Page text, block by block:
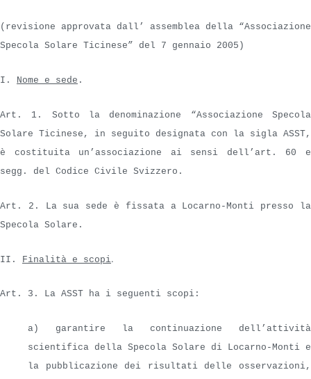
(revisione approvata dall’ assemblea della “Associazione
Specola Solare Ticinese” del 7 gennaio 2005)
I. Nome e sede .
Art. 1. Sotto la denominazione “Associazione Specola
Solare Ticinese, in seguito designata con la sigla ASST,
è costituita un’associazione ai sensi dell’art. 60 e
segg. del Codice Civile Svizzero.
Art. 2. La sua sede è fissata a Locarno-Monti presso la
Specola Solare.
II. Finalità e scopi.
Art. 3. La ASST ha i seguenti scopi:
a) garantire la continuazione dell’attività
scientifica della Specola Solare di Locarno-Monti e
la pubblicazione dei risultati delle osservazioni,